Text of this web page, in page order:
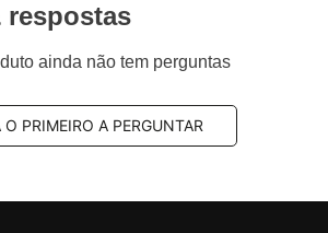
respostas
ainda não tem perguntas
O PRIMEIRO A PERGUNTAR